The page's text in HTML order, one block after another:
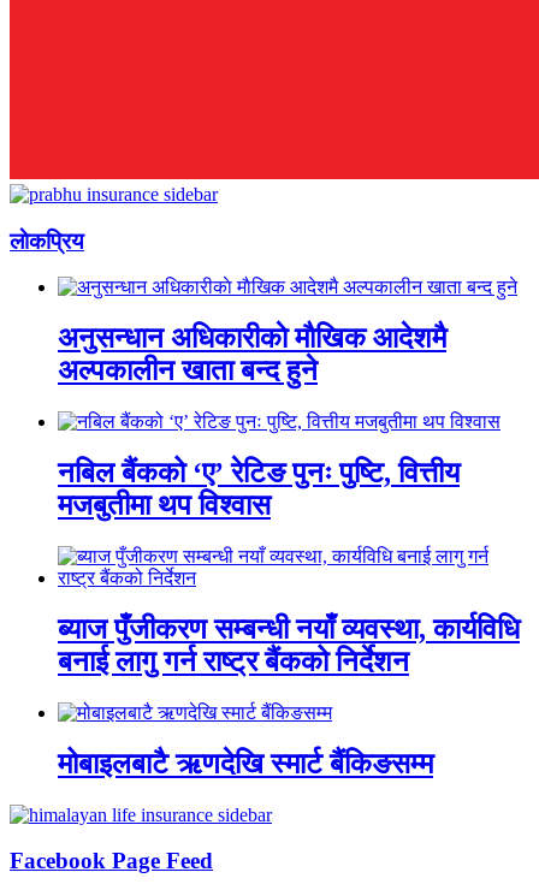
लाेकप्रिय
अनुसन्धान अधिकारीकाे माैखिक आदेशमै
अल्पकालीन खाता बन्द हुने
नबिल बैंकको ‘ए’ रेटिङ पुनः पुष्टि, वित्तीय
मजबुतीमा थप विश्वास
ब्याज पुँजीकरण सम्बन्धी नयाँ व्यवस्था, कार्यविधि
बनाई लागु गर्न राष्ट्र बैंकको निर्देशन
मोबाइलबाटै ऋणदेखि स्मार्ट बैंकिङसम्म
Facebook Page Feed